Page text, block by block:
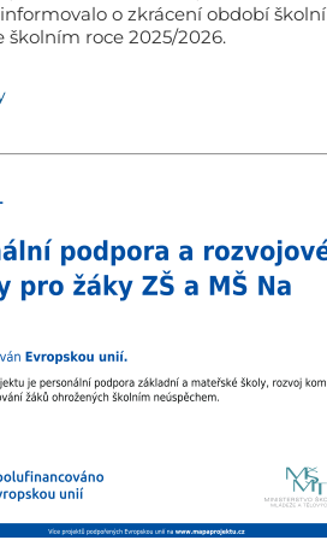
o zkrácení období
školním roce 2025/2026.